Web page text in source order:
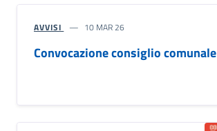
AVVISI 10 MAR 26
Convocazione consiglio comunale